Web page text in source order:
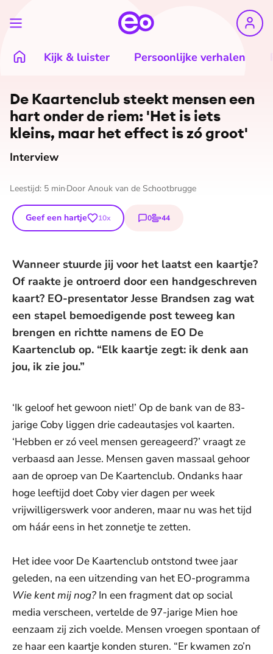
Kijk & luister Persoonlijke verhalen
De Kaartenclub steekt mensen een
hart onder de riem: 'Het is iets
kleins, maar het effect is zó groot'
Interview
Leestijd: 5 min Door Anouk van de Schootbrugge
Geef een hartje 10x 0
reacties
44
stemmen
Wanneer stuurde jij voor het laatst een kaartje?
Of raakte je ontroerd door een handgeschreven
kaart? EO-presentator Jesse Brandsen zag wat
een stapel bemoedigende post teweeg kan
brengen en richtte namens de EO De
Kaartenclub op. “Elk kaartje zegt: ik denk aan
jou, ik zie jou.”
‘Ik geloof het gewoon niet!’ Op de bank van de 83-
jarige Coby liggen drie cadeautasjes vol kaarten.
‘Hebben er zó veel mensen gereageerd?’ vraagt ze
verbaasd aan Jesse. Mensen gaven massaal gehoor
aan de oproep van De Kaartenclub. Ondanks haar
hoge leeftijd doet Coby vier dagen per week
vrijwilligerswerk voor anderen, maar nu was het tijd
om háár eens in het zonnetje te zetten.
Het idee voor De Kaartenclub ontstond twee jaar
geleden, na een uitzending van het EO-programma
Wie kent mij nog? In een fragment dat op social
media verscheen, vertelde de 97-jarige Mien hoe
eenzaam zij zich voelde. Mensen vroegen spontaan of
ze haar een kaartje konden sturen. “Er kwamen zo’n